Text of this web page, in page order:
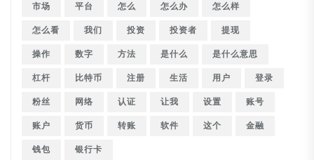
市场
平台 怎么 怎么办
怎么样
怎么看
我们 投资 投资者
提现
操作
数字 方法 是什么
是什么意思
杠杆
比特币 注册 生活 用户
登录
粉丝
网络 认证 让我 设置
账号
账户
货币 转账 软件 这个
金融
钱包
银行卡